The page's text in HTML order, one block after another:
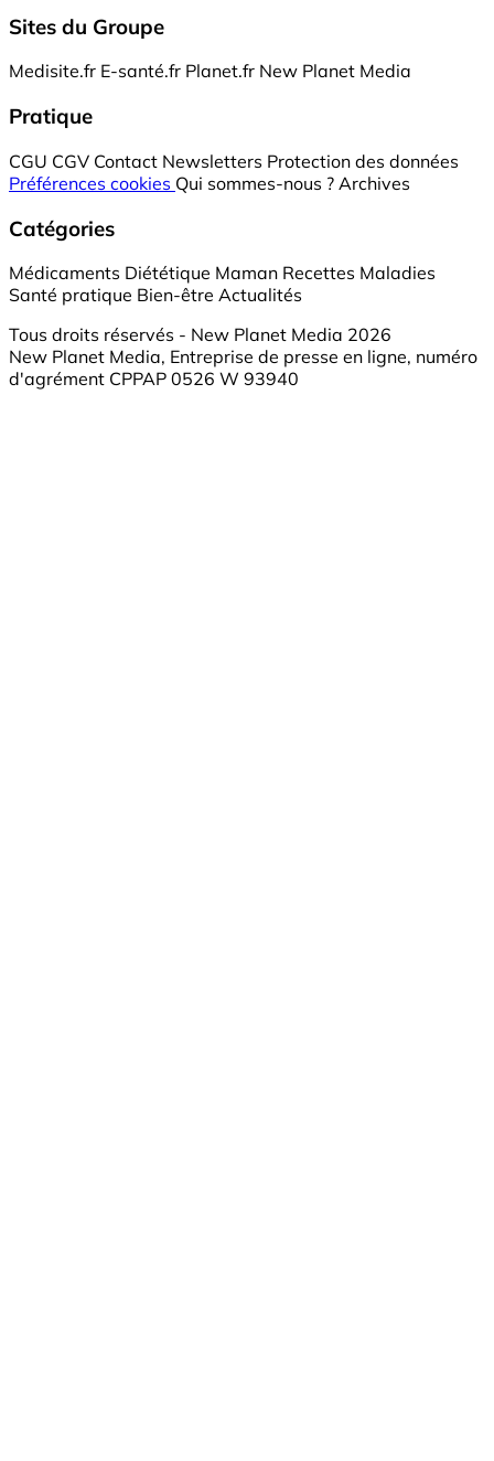
Sites du Groupe
Medisite.fr E-santé.fr Planet.fr New Planet Media
Pratique
CGU CGV Contact Newsletters Protection des données
Préférences cookies Qui sommes-nous ? Archives
Catégories
Médicaments Diététique Maman Recettes Maladies
Santé pratique Bien-être Actualités
Tous droits réservés - New Planet Media 2026
New Planet Media, Entreprise de presse en ligne, numéro
d'agrément CPPAP 0526 W 93940